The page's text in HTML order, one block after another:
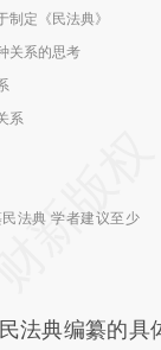
制定《民法典》
关系的思考
系
法典 学者建议至少
法典编纂的